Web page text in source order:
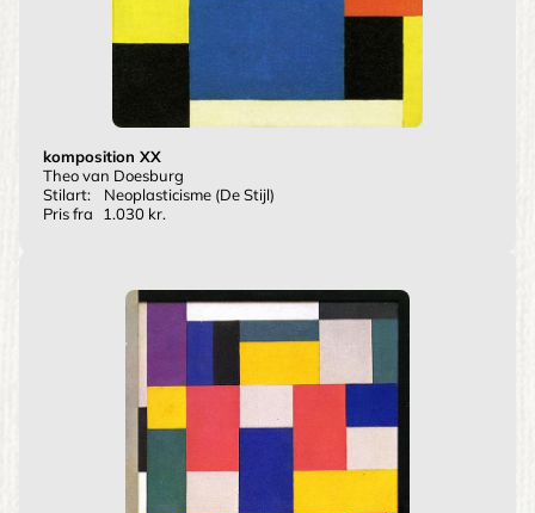
komposition XX
Theo van Doesburg
Stilart:
Neoplasticisme (De Stijl)
Pris fra
1.030 kr.